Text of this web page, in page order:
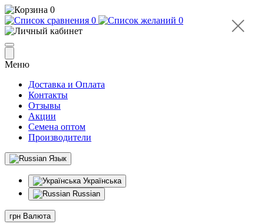
0
0
0
Меню
Доставка и Оплата
Контакты
Отзывы
Акции
Семена оптом
Производители
Язык
Українська
Russian
грн Валюта